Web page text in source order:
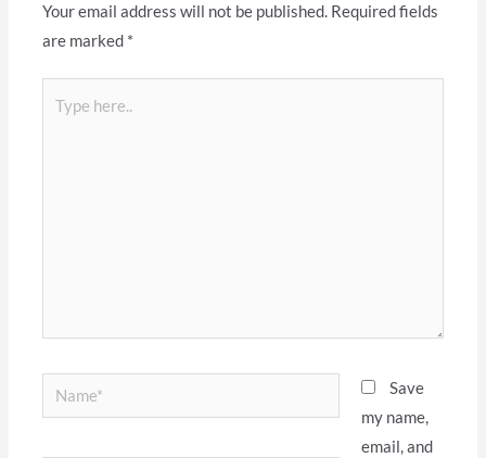
Your email address will not be published. Required fields
are marked *
here..
Name*
Save
my name,
email, and